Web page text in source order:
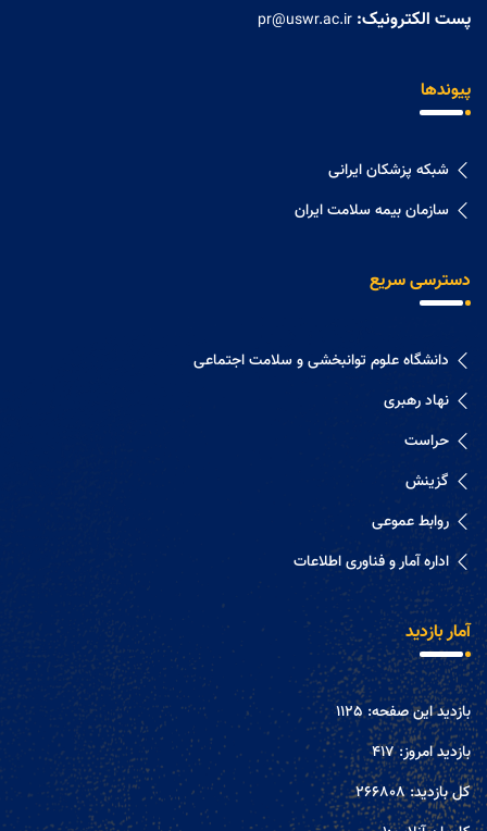
پست الکترونیک: pr@uswr.ac.ir
پیوندها
شبکه پزشکان ایرانی
سازمان بیمه سلامت ایران
دسترسی سریع
دانشگاه علوم توانبخشی و سلامت اجتماعی
نهاد رهبری
حراست
گزینش
روابط عموعی
اداره آمار و فناوری اطلاعات
آمار بازدید
بازدید این صفحه:1125
بازدید امروز:417
کل بازدید:266808